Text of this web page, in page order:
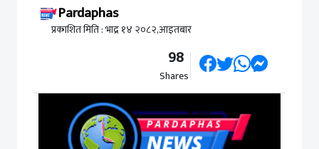
Pardaphas
प्रकाशित मिति : भाद्र १४ २०८२,आइतबार
98
Shares